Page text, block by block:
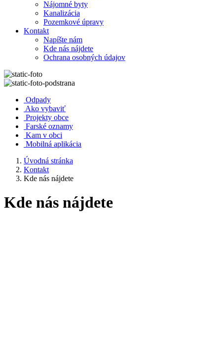
Nájomné byty
Kanalizácia
Pozemkové úpravy
Kontakt
Napíšte nám
Kde nás nájdete
Ochrana osobných údajov
Odpady
Ako vybaviť
Projekty obce
Farské oznamy
Kam v obci
Mobilná aplikácia
Úvodná stránka
Kontakt
Kde nás nájdete
Kde nás nájdete